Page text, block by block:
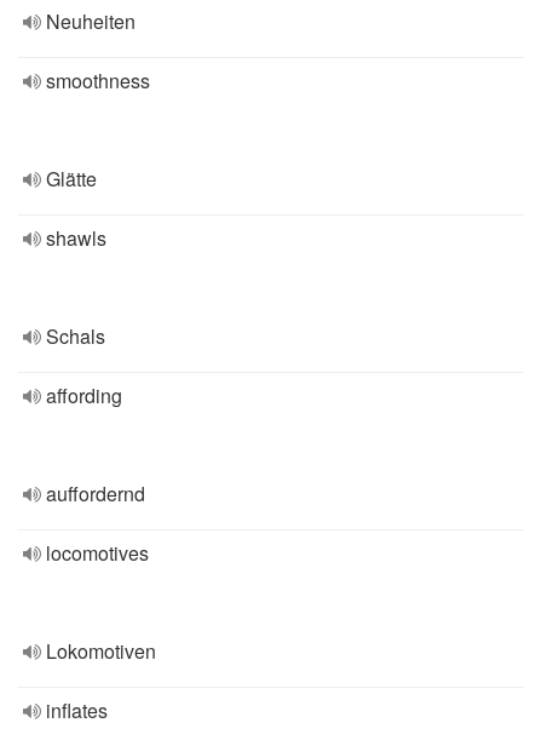
Neuheiten
smoothness
Glätte
shawls
Schals
affording
auffordernd
locomotives
Lokomotiven
inflates